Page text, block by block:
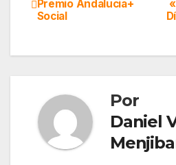
de
entradas
Premio Andalucia+
Social
Por
Daniel